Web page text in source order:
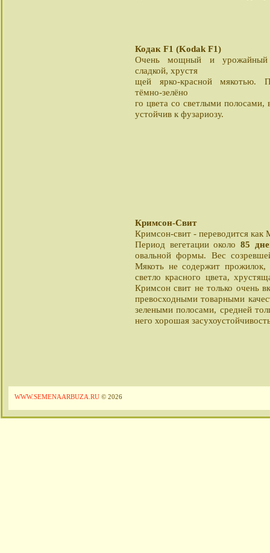
Кодак F1 (Kodak F1)
Очень мощный и урожайный
сладкой, хрустя
щей ярко-красной мякотью.
тёмно-зелёно
го цвета со светлыми полосами,
устойчив к фузариозу.
Кримсон-Свит
Кримсон-свит - переводится как
Период вегетации около85
овальной формы. Вес
Мякоть не содержит прожилок,
светло красного цвета,
Кримсон свит не только очень
превосходными товарными
зелеными полосами, средней
него хорошая
WWW.SEMENAARBUZA.RU © 2026